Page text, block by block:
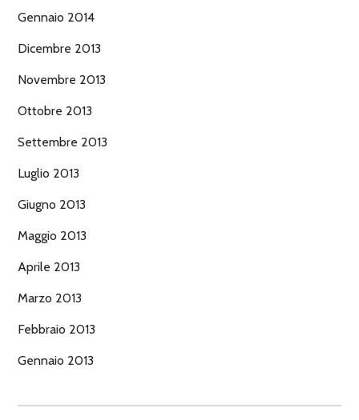
Gennaio 2014
Dicembre 2013
Novembre 2013
Ottobre 2013
Settembre 2013
Luglio 2013
Giugno 2013
Maggio 2013
Aprile 2013
Marzo 2013
Febbraio 2013
Gennaio 2013